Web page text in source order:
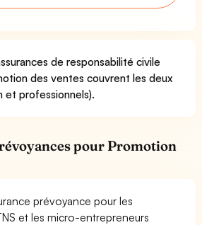
de responsabilité civile
des ventes couvrent les deux
et professionnels).
pour Promotion
prévoyance pour les
et les micro-entrepreneurs